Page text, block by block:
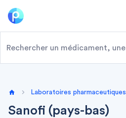
Home
Laboratoires pharmaceutiques
Sanofi (pays-bas)